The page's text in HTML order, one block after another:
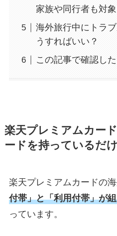
家族や同行者も対
海外旅行中にトラ
うすればいい？
この記事で確認し
楽天プレミアムカー
ードを持っているだ
楽天プレミアムカードの
付帯」と「利用付帯」が
っています。